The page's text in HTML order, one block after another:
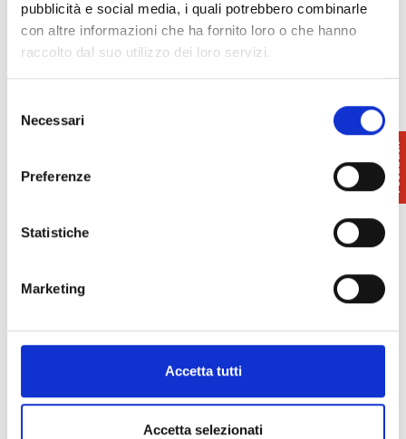
pubblicità e social media, i quali potrebbero combinarle
con altre informazioni che ha fornito loro o che hanno
raccolto dal suo utilizzo dei loro servizi.
delNecessari
Preferenze
Statistiche
Marketing
Accetta tutti
Accetta selezionati
379 123 5867